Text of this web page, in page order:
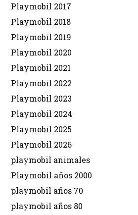
Playmobil 2017
Playmobil 2018
Playmobil 2019
Playmobil 2020
Playmobil 2021
Playmobil 2022
Playmobil 2023
Playmobil 2024
Playmobil 2025
Playmobil 2026
playmobil animales
Playmobil años 2000
playmobil años 70
playmobil años 80